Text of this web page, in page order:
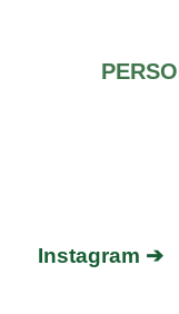
Instagram ➔